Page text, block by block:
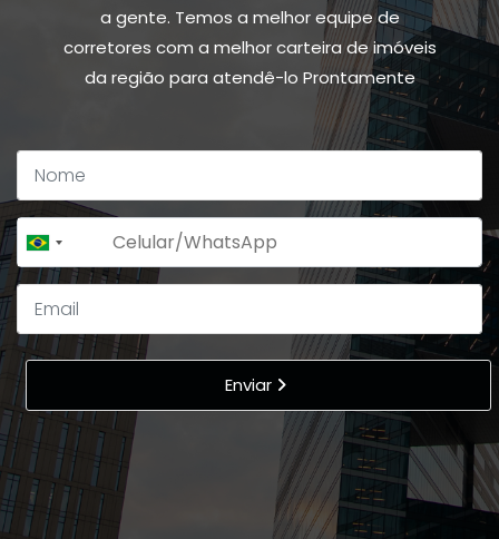
a gente. Temos a melhor equipe de
corretores com a melhor carteira de imóveis
da região para atendê-lo Prontamente
Brazil
+55
Enviar